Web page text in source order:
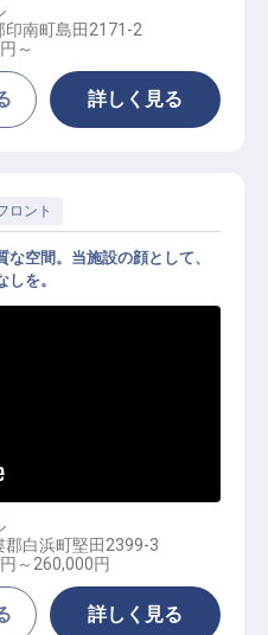
印南町島田2171-2
～
詳しく見る
ロント
単身・家族寮完備
な空間。当施設の顔として、
を。
郡白浜町堅田2399-3
～ 260,000円
詳しく見る